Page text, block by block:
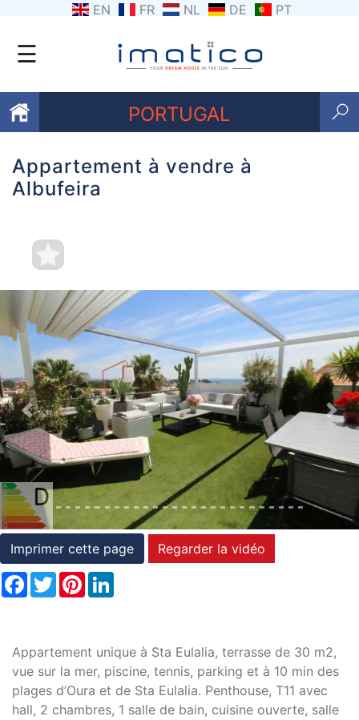
EN FR NL DE PT
☰
PORTUGAL
Favoris
nous
Contactez
nous
Termes
et
conditions
Témoignages
Conseils
Juridiques
Appartement à vendre à
Albufeira
Previous Next
Imprimer cette page
Regarder la vidéo
Facebook
TwitterPinterest
Appartement unique à Sta Eulalia, terrasse de 30 m2,
vue sur la mer, piscine, tennis, parking et à 10 min des
plages d’Oura et de Sta Eulalia. Penthouse, T11 avec
hall, 2 chambres, 1 salle de bain, cuisine ouverte, salle